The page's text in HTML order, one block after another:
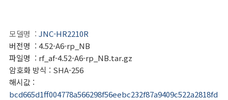
모델명 : JNC-HR2210R
버전명 : 4.52-A6-rp_NB
파일명 : rf_af-4.52-A6-rp_NB.tar.gz
암호화 방식 : SHA-256
해시값 :
bcd665d1ff004778a566298f56eebc232f87a9409c522a2818fd